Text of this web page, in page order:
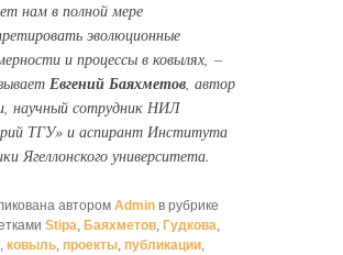
нам в полной мере
эволюционные
и процессы в ковылях, –
Евгений Баяхметов, автор
научный сотрудник НИЛ
ТГУ» и аспирант Института
Ягеллонского университета.
автором Admin в рубрике
Stipa, Баяхметов, Гудкова,
, ковыль, проекты, публикации,